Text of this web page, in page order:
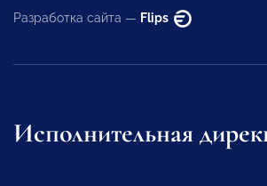
Разработка сайта — Flips
Исполнительная